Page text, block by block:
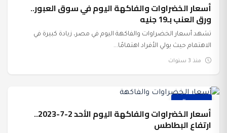
أسعار الخضراوات والفاكهة اليوم في سوق العبور..
ورق العنب بـ19 جنيه
تشهد أسعار الخضراوات والفاكهة اليوم في مصر، زيادة كبيرة في
الاهتمام حيث يولي الأفراد اهتمامًا...
منذ 3 سنوات
عرب وعالم
أسعار الخضراوات والفاكهة اليوم الأحد 2-7-2023..
ارتفاع البطاطس